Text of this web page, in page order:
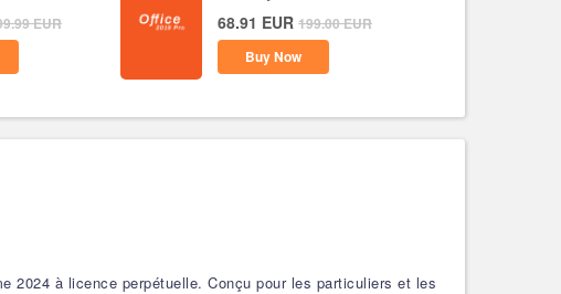
EUR
68.91 EUR 199.00EUR
Buy Now
2024 à licence perpétuelle. Conçu pour les particuliers et les